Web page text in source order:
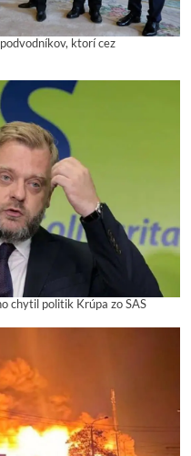
ktorí cez
chytil politik Krúpa zo SAS